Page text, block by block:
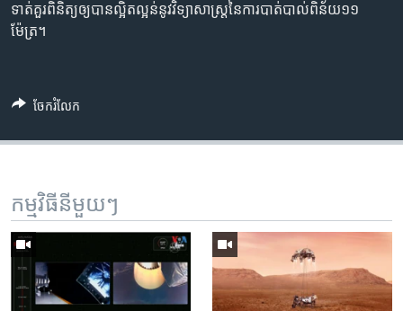
រកទាត់​គួរ​ពិនិត្យ​ឲ្យ​បាន​ល្អិតល្អន់​នូវ​វិទ្យាសាស្រ្ត​នៃ​ការ​បាត់​បាល់​ពិន័យ​១១​
ម៉ែត្រ។
ចែករំលែក
កម្មវិធី​នីមួយៗ